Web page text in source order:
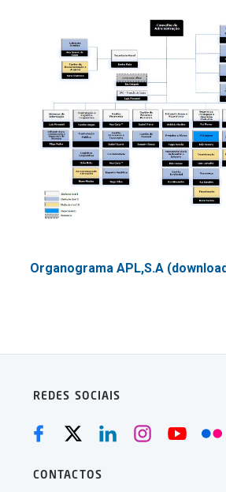
Organograma APL,S.A
REDES SOCIAIS
CONTACTOS